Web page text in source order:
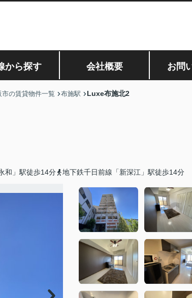
から探す 会社概要 お問
市の賃貸物件一覧 布施駅 Luxe布施北2
和」駅徒歩14分 地下鉄千日前線「新深江」駅徒歩14分